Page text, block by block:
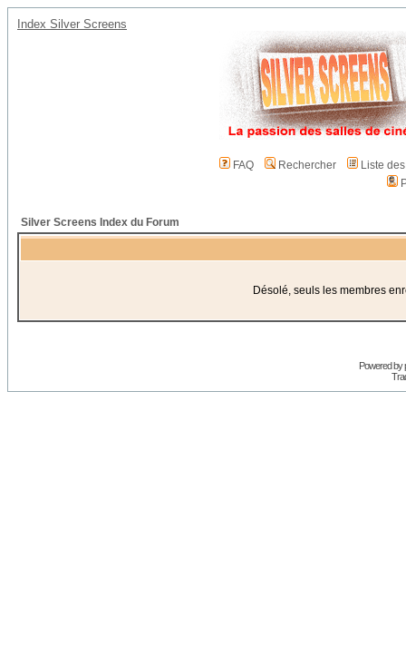
Index Silver Screens
FAQ Rechercher
Liste
Silver Screens Index du Forum
Désolé, seuls les membres
Powered by